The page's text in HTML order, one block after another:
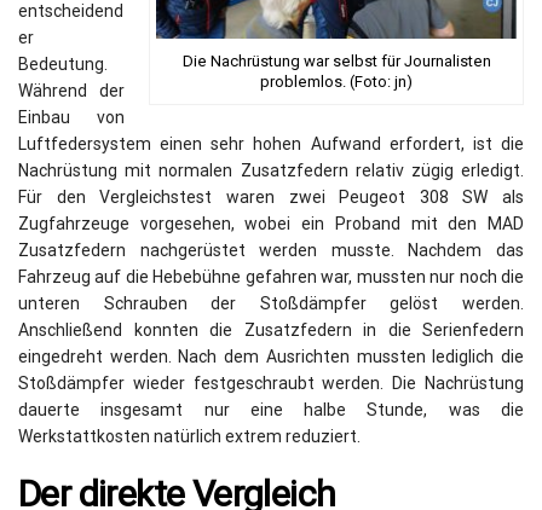
Die Nachrüstung war selbst für Journalisten
problemlos. (Foto: jn)
entscheidend
er
Bedeutung.
Während der
Einbau von
Luftfedersystem einen sehr hohen Aufwand erfordert, ist die
Nachrüstung mit normalen Zusatzfedern relativ zügig erledigt.
Für den Vergleichstest waren zwei Peugeot 308 SW als
Zugfahrzeuge vorgesehen, wobei ein Proband mit den MAD
Zusatzfedern nachgerüstet werden musste. Nachdem das
Fahrzeug auf die Hebebühne gefahren war, mussten nur noch die
unteren Schrauben der Stoßdämpfer gelöst werden.
Anschließend konnten die Zusatzfedern in die Serienfedern
eingedreht werden. Nach dem Ausrichten mussten lediglich die
Stoßdämpfer wieder festgeschraubt werden. Die Nachrüstung
dauerte insgesamt nur eine halbe Stunde, was die
Werkstattkosten natürlich extrem reduziert.
Der direkte Vergleich